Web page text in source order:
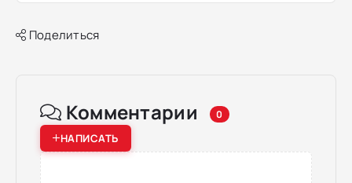
Поделиться
Комментарии 0
НАПИСАТЬ